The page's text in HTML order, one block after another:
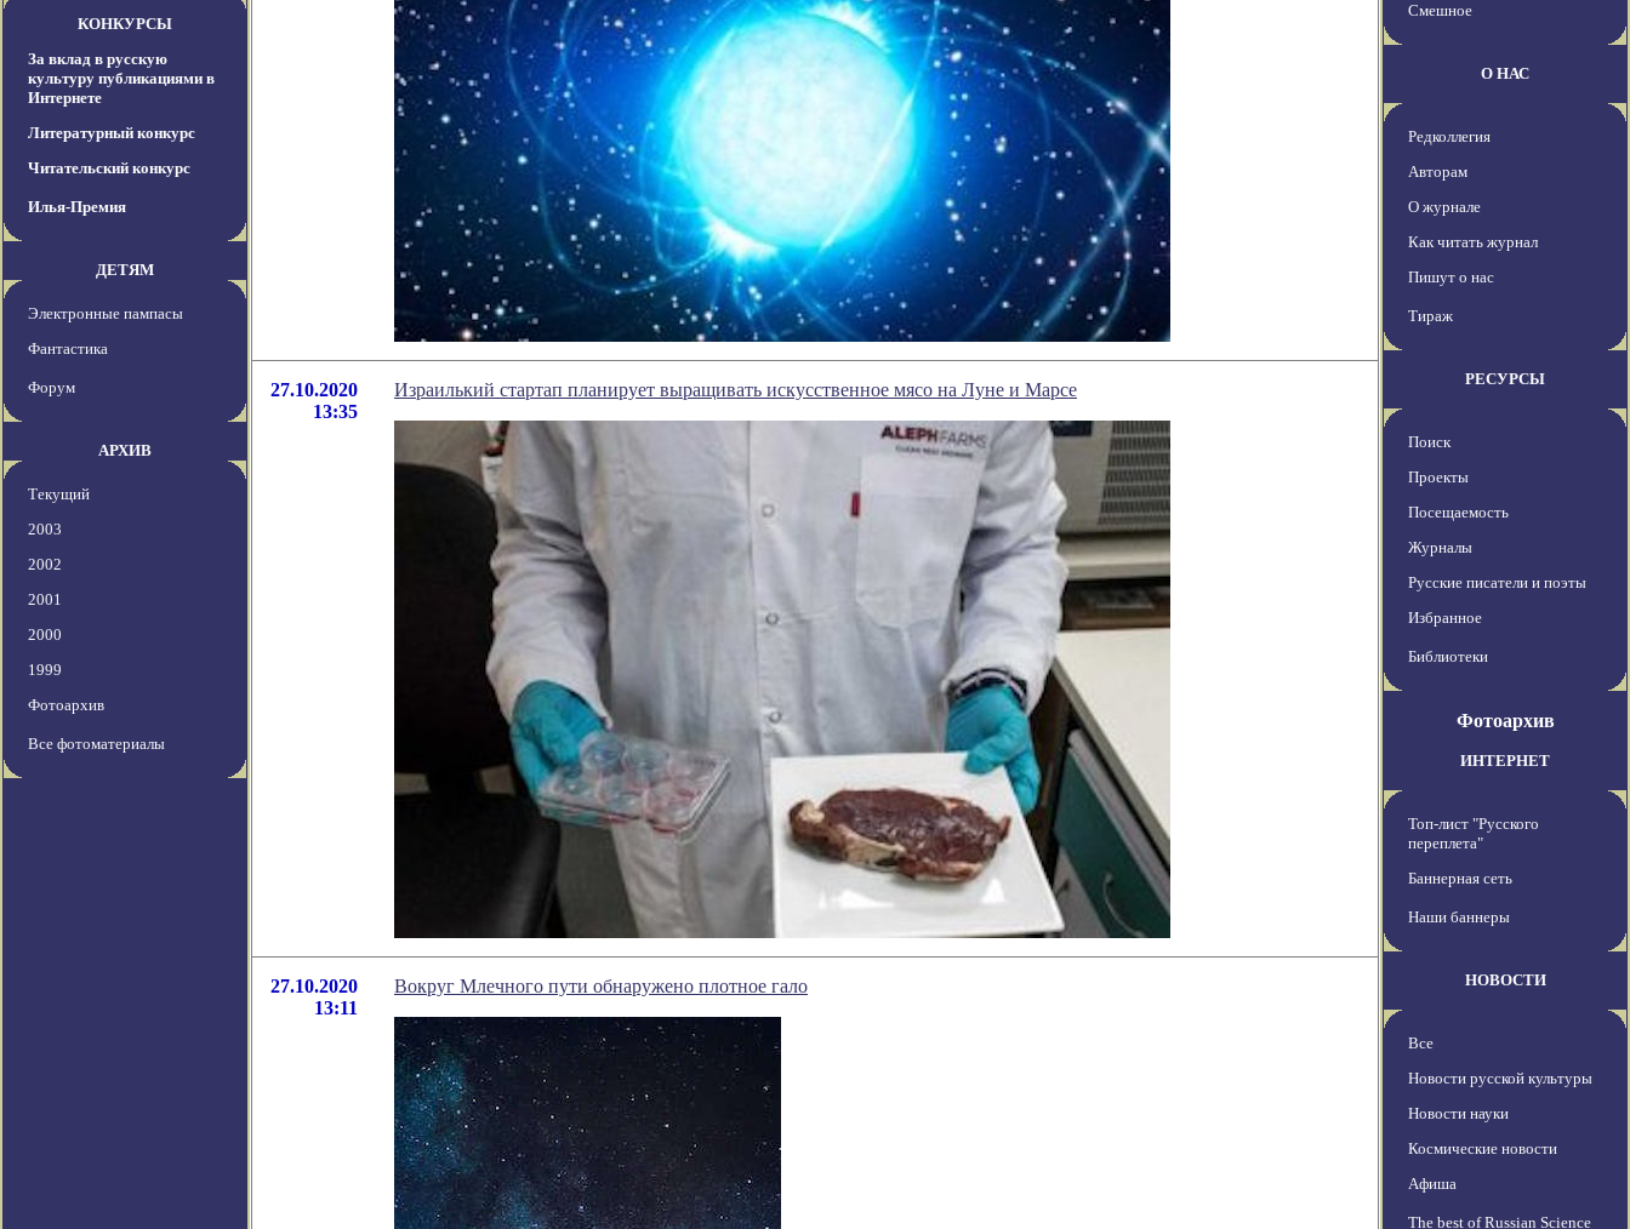
КОНКУРСЫ
За вклад в русскую
культуру публикациями в
Интернете
Литературный конкурс
Читательский конкурс
Илья-Премия
ДЕТЯМ
Электронные пампасы
Фантастика
Форум
АРХИВ
Текущий
2003
2002
2001
2000
1999
Фотоархив
Все фотоматериалы
27.10.2020
13:35
Израилький стартап планирует выращивать искусственное мясо на Луне и Марсе
27.10.2020
13:11
Вокруг Млечного пути обнаружено плотное гало
Смешное
О НАС
Редколлегия
Авторам
О журнале
Как читать журнал
Пишут о нас
Тираж
РЕСУРСЫ
Поиск
Проекты
Посещаемость
Журналы
Русские писатели и поэты
Избранное
Библиотеки
Фотоархив
ИНТЕРНЕТ
Топ-лист "Русского
переплета"
Баннерная сеть
Наши баннеры
НОВОСТИ
Все
Новости русской культуры
Новости науки
Космические новости
Афиша
The best of Russian Science